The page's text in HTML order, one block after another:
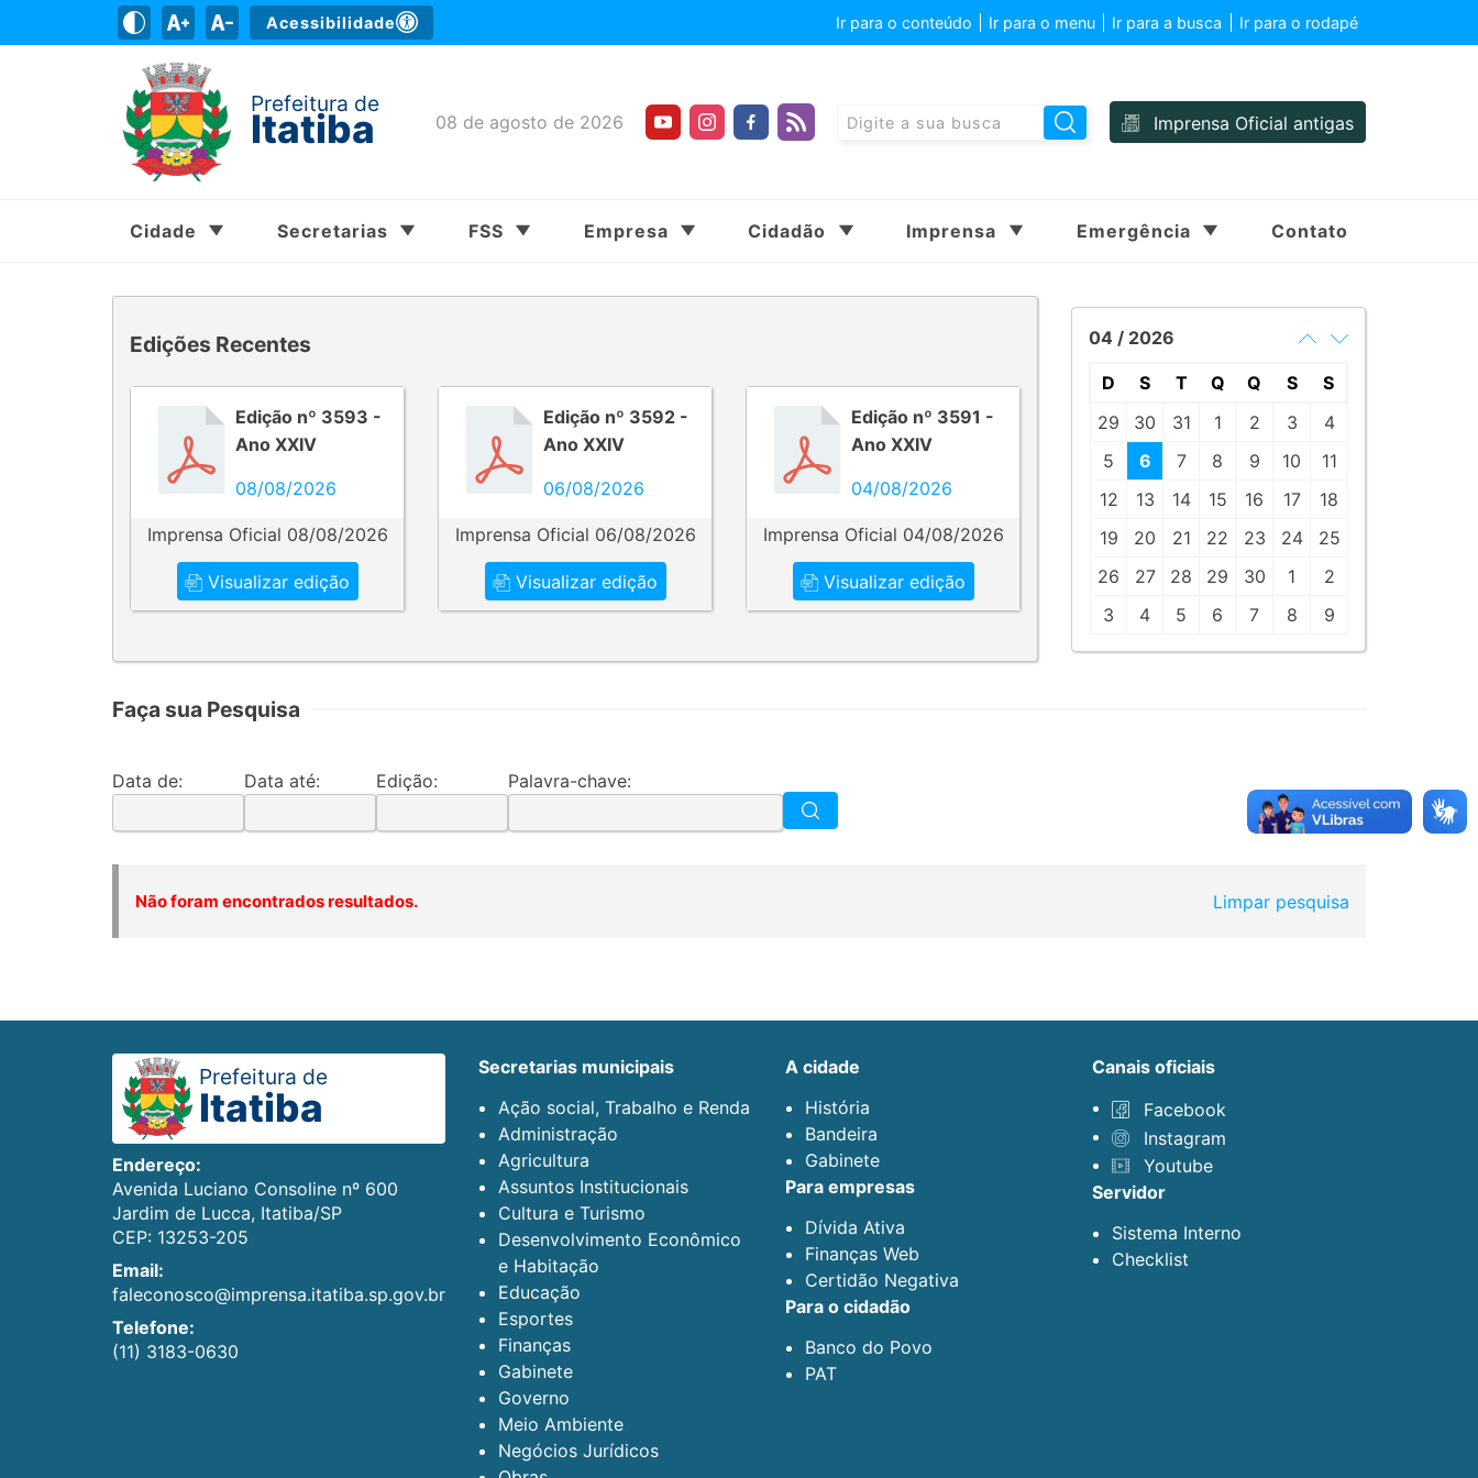
Acessibilidade Ir para o conteúdo Ir para o menu Ir para a busca Ir para o rodapé
Prefeitura de
Itatiba 08 de agosto de 2026 Imprensa Oficial antigas
Cidade Secretarias FSS Empresa Cidadão Imprensa Emergência Contato
Edições Recentes
Edição nº 3593 -
Ano XXIV
08/08/2026
Imprensa Oficial 08/08/2026
Visualizar edição
Edição nº 3592 -
Ano XXIV
06/08/2026
Imprensa Oficial 06/08/2026
Visualizar edição
Edição nº 3591 -
Ano XXIV
04/08/2026
Imprensa Oficial 04/08/2026
Visualizar edição
04 / 2026
D S T Q Q S
S
29
30 31 1 2 3
4
5
6 7 8 9 10
11
12
13 14 15 16 17
18
19
20 21 22 23 24
25
26
27 28 29 30 1
2
3
4 5 6 7 8 9
Faça sua Pesquisa
Data de: Data até: Edição: Palavra-chave:
Não foram encontrados resultados. Limpar pesquisa
Prefeitura de
Itatiba
Endereço:
Avenida Luciano Consoline nº 600
Jardim de Lucca, Itatiba/SP
CEP: 13253-205
Email:
faleconosco@imprensa.itatiba.sp.gov.br
Telefone:
(11) 3183-0630
secretarias municipais
Ação social, Trabalho e Renda
Administração
Agricultura
Assuntos Institucionais
Cultura e Turismo
Desenvolvimento Econômico
e Habitação
Educação
Esportes
Finanças
Gabinete
Governo
Meio Ambiente
Negócios Jurídicos
a cidade
História
Bandeira
Gabinete
para empresas
Dívida Ativa
Finanças Web
Certidão Negativa
para o cidadão
Banco do Povo
PAT
canais oficiais
Facebook
Instagram
Youtube
servidor
Sistema Interno
Checklist